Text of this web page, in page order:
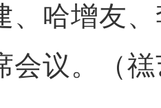
哈增友、
会议。（